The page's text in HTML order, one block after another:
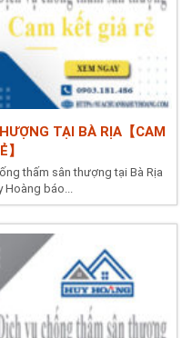
TẠI BÀ RỊA【CAM
thấm sân thượng tại Bà Rịa
báo...